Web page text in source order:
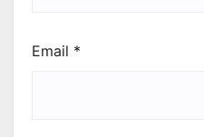
Email *